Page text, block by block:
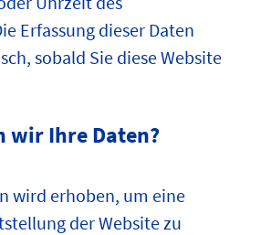
Erfassung dieser Daten
sobald Sie diese Website
wir Ihre Daten?
wird erhoben, um eine
der Website zu